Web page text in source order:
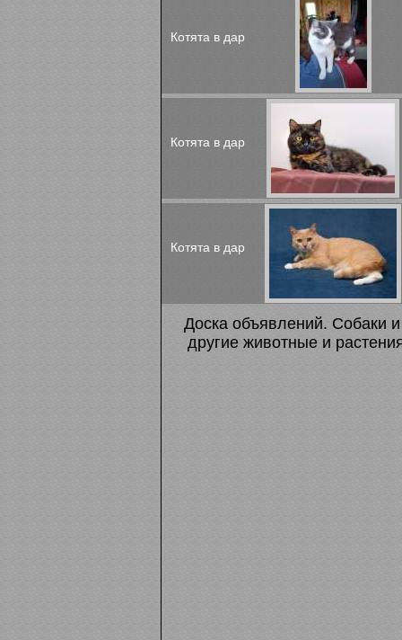
Котята в дар
Котята в дар
Котята в дар
Доска объявлений. Собаки
другие животные и